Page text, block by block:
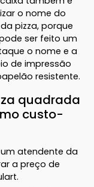
o nome do
pizza, porque
ser feito um
o nome e a
de impressão
resistente.
quadrada
custo-
atendente da
a preço de